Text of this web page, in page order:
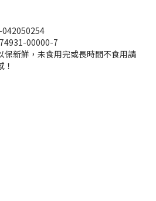
042050254
00000-7
保新鮮，未食用完或長時間不食用請